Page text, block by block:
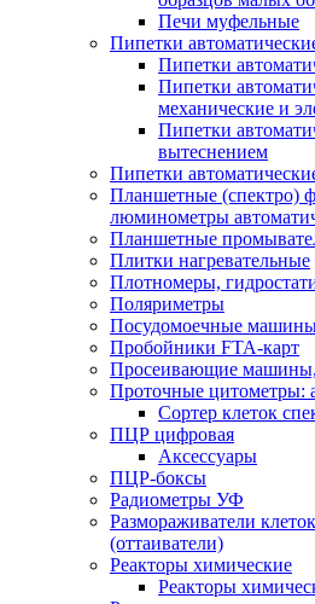
Печи муфельные
Пипетки
Пипетки
Пипетки
механические и
Пипетки
вытеснением
Пипетки
Планшетные (спектро)
люминометры
Планшетные
Плитки нагревательные
Плотномеры,
Поляриметры
Посудомоечные
Пробойники FTA-карт
Просеивающие машины,
Проточные цитометры:
Сортер клеток
ПЦР цифровая
Аксессуары
ПЦР-боксы
Радиометры УФ
Размораживатели
(оттаиватели)
Реакторы химические
Реакторы